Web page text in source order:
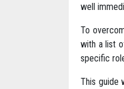
well
To
with a list
specific
This guide